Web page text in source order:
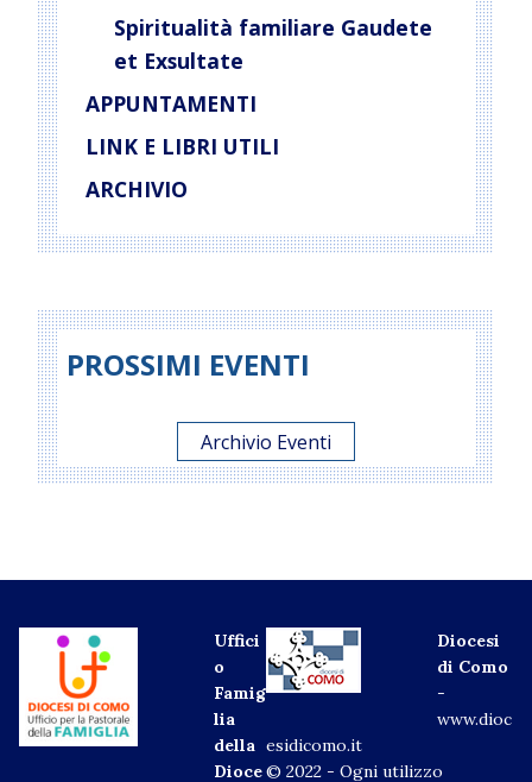
Spiritualità familiare Gaudete
et Exsultate
APPUNTAMENTI
LINK E LIBRI UTILI
ARCHIVIO
PROSSIMI EVENTI
Archivio Eventi
Uffici
o
Famig
lia
della
Dioce
Diocesi
di Como
-
www.dioc
esidicomo.it
© 2022 - Ogni utilizzo